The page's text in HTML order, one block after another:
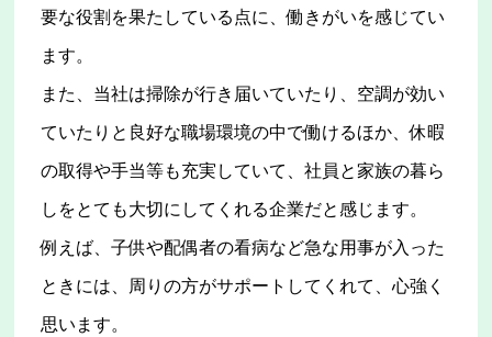
要な役割を果たしている点に、働きがいを感じてい
ます。
また、当社は掃除が行き届いていたり、空調が効い
ていたりと良好な職場環境の中で働けるほか、休暇
の取得や手当等も充実していて、社員と家族の暮ら
しをとても大切にしてくれる企業だと感じます。
例えば、子供や配偶者の看病など急な用事が入った
ときには、周りの方がサポートしてくれて、心強く
思います。